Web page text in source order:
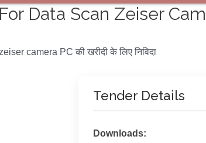
Data Scan Zeiser
camera PC की खरीदी के लिए निविदा
Tender Details
Downloads: